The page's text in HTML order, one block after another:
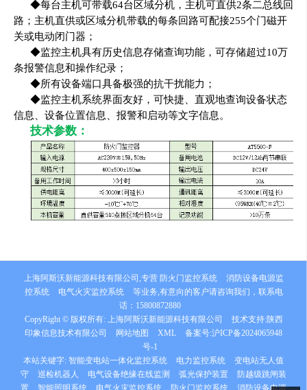
◆每台主机可带载64台区域分机，主机可直供2条二总线回
路；主机直供或区域分机带载的每条回路可配接255个门磁开
关或电动闭门器；
◆监控主机具有历史信息存储查询功能，可存储超过10万
条报警信息和操作纪录；
◆所有设备端口具备极强的抗干扰能力；
◆监控主机系统界面友好，可快捷、直观地查询设备状态
信息、设备位置信息、报警和启动等文字信息。
技术参数：
上海阿斯沃新能源科技有限公司,专营 防火门监控系统
消防设备电源监
控系统
电气火灾监控系统
等业务,有意向的客户请咨询我们，联系电
话： 15800872880
CopyRight © 版权所有: 上海阿斯沃新能源科技有限公司 技术支持:陕西
印象信息技术有限公司
网站地图 XML 备案号:沪ICP备2024065948
号-1
本站关键字: 智能变电站一体化监控系统 电力监控系统
变电站无人值
守
巡检机器人 电气设备绝缘在线监测 弧光保护装置
防越级跳闸装
置
智能照明系统 电气火灾监控系统 防火门监控系统 消防设备电源